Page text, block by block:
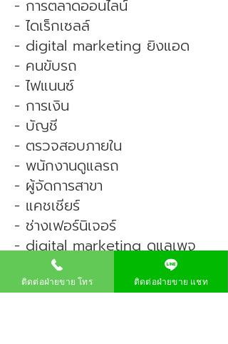
- การตลาดออนไลน์
- ไดเร็กเซลล์
- digital marketing ยิงแอด
- คนขับรถ
- ไฟแนนซ์
- การเงิน
- บัญชี
- ตรวจสอบภายใน
- พนักงานดูแลรถ
- ผู้จัดการสาขา
- แคชเชียร์
- ช่างเฟอร์นิเจอร์
- digital marketing ดูแลเพจ
ติดต่อสรรหาบุคคล 065-7194844
ติดต่อฝ่ายขาย โทร ติดต่อฝ่ายขาย แชท